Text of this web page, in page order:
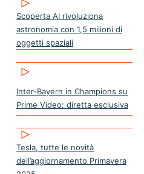
Scoperta AI rivoluziona
astronomia con 1,5 milioni di
oggetti spaziali
Inter-Bayern in Champions su
Prime Video: diretta esclusiva
Tesla, tutte le novità
dell’aggiornamento Primavera